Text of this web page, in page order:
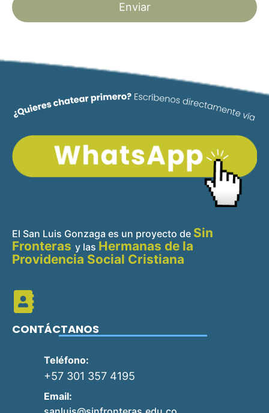
Enviar
El San Luis Gonzaga es un proyecto de Sin
Fronteras y las Hermanas de la
Providencia Social Cristiana
CONTÁCTANOS
Teléfono:
+57 301 357 4195
Email: